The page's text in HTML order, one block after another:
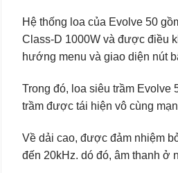
Hệ thống loa của Evolve 50
Class-D 1000W và được điều
hướng menu và giao diện nút
Trong đó, loa siêu trầm Evolve
trầm được tái hiện vô cùng
Về dải cao, được đảm nhiệm
đến 20kHz. dó đó, âm thanh ở